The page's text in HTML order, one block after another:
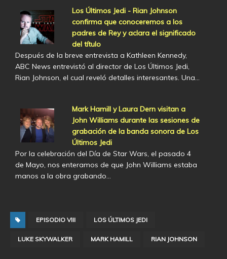
Los Últimos Jedi - Rian Johnson
confirma que conoceremos a los
padres de Rey y aclara el significado
del título
Después de la breve entrevista a Kathleen Kennedy,
ABC News entrevistó al director de Los Últimos Jedi,
Rian Johnson, el cual reveló detalles interesantes. Una…
Mark Hamill y Laura Dern visitan a
John Williams durante las sesiones de
grabación de la banda sonora de Los
Últimos Jedi
Por la celebración del Día de Star Wars, el pasado 4
de Mayo, nos enteramos de que John Williams estaba
manos a la obra grabando…
EPISODIO VIII LOS ÚLTIMOS JEDI
LUKE SKYWALKER MARK HAMILL RIAN JOHNSON